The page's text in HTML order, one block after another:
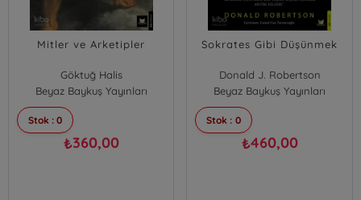
Mitler ve Arketipler
Göktuğ Halis
Beyaz Baykuş Yayınları
Stok : 0
₺360,00
Sokrates Gibi Düşünmek
Donald J. Robertson
Beyaz Baykuş Yayınları
Stok : 0
₺460,00